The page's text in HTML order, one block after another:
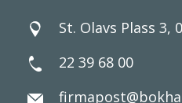
St. Olavs Plass 3,
22 39 68 00